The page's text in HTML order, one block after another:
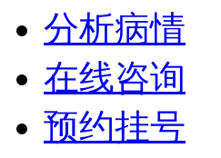
分析病情
在线咨询
预约挂号